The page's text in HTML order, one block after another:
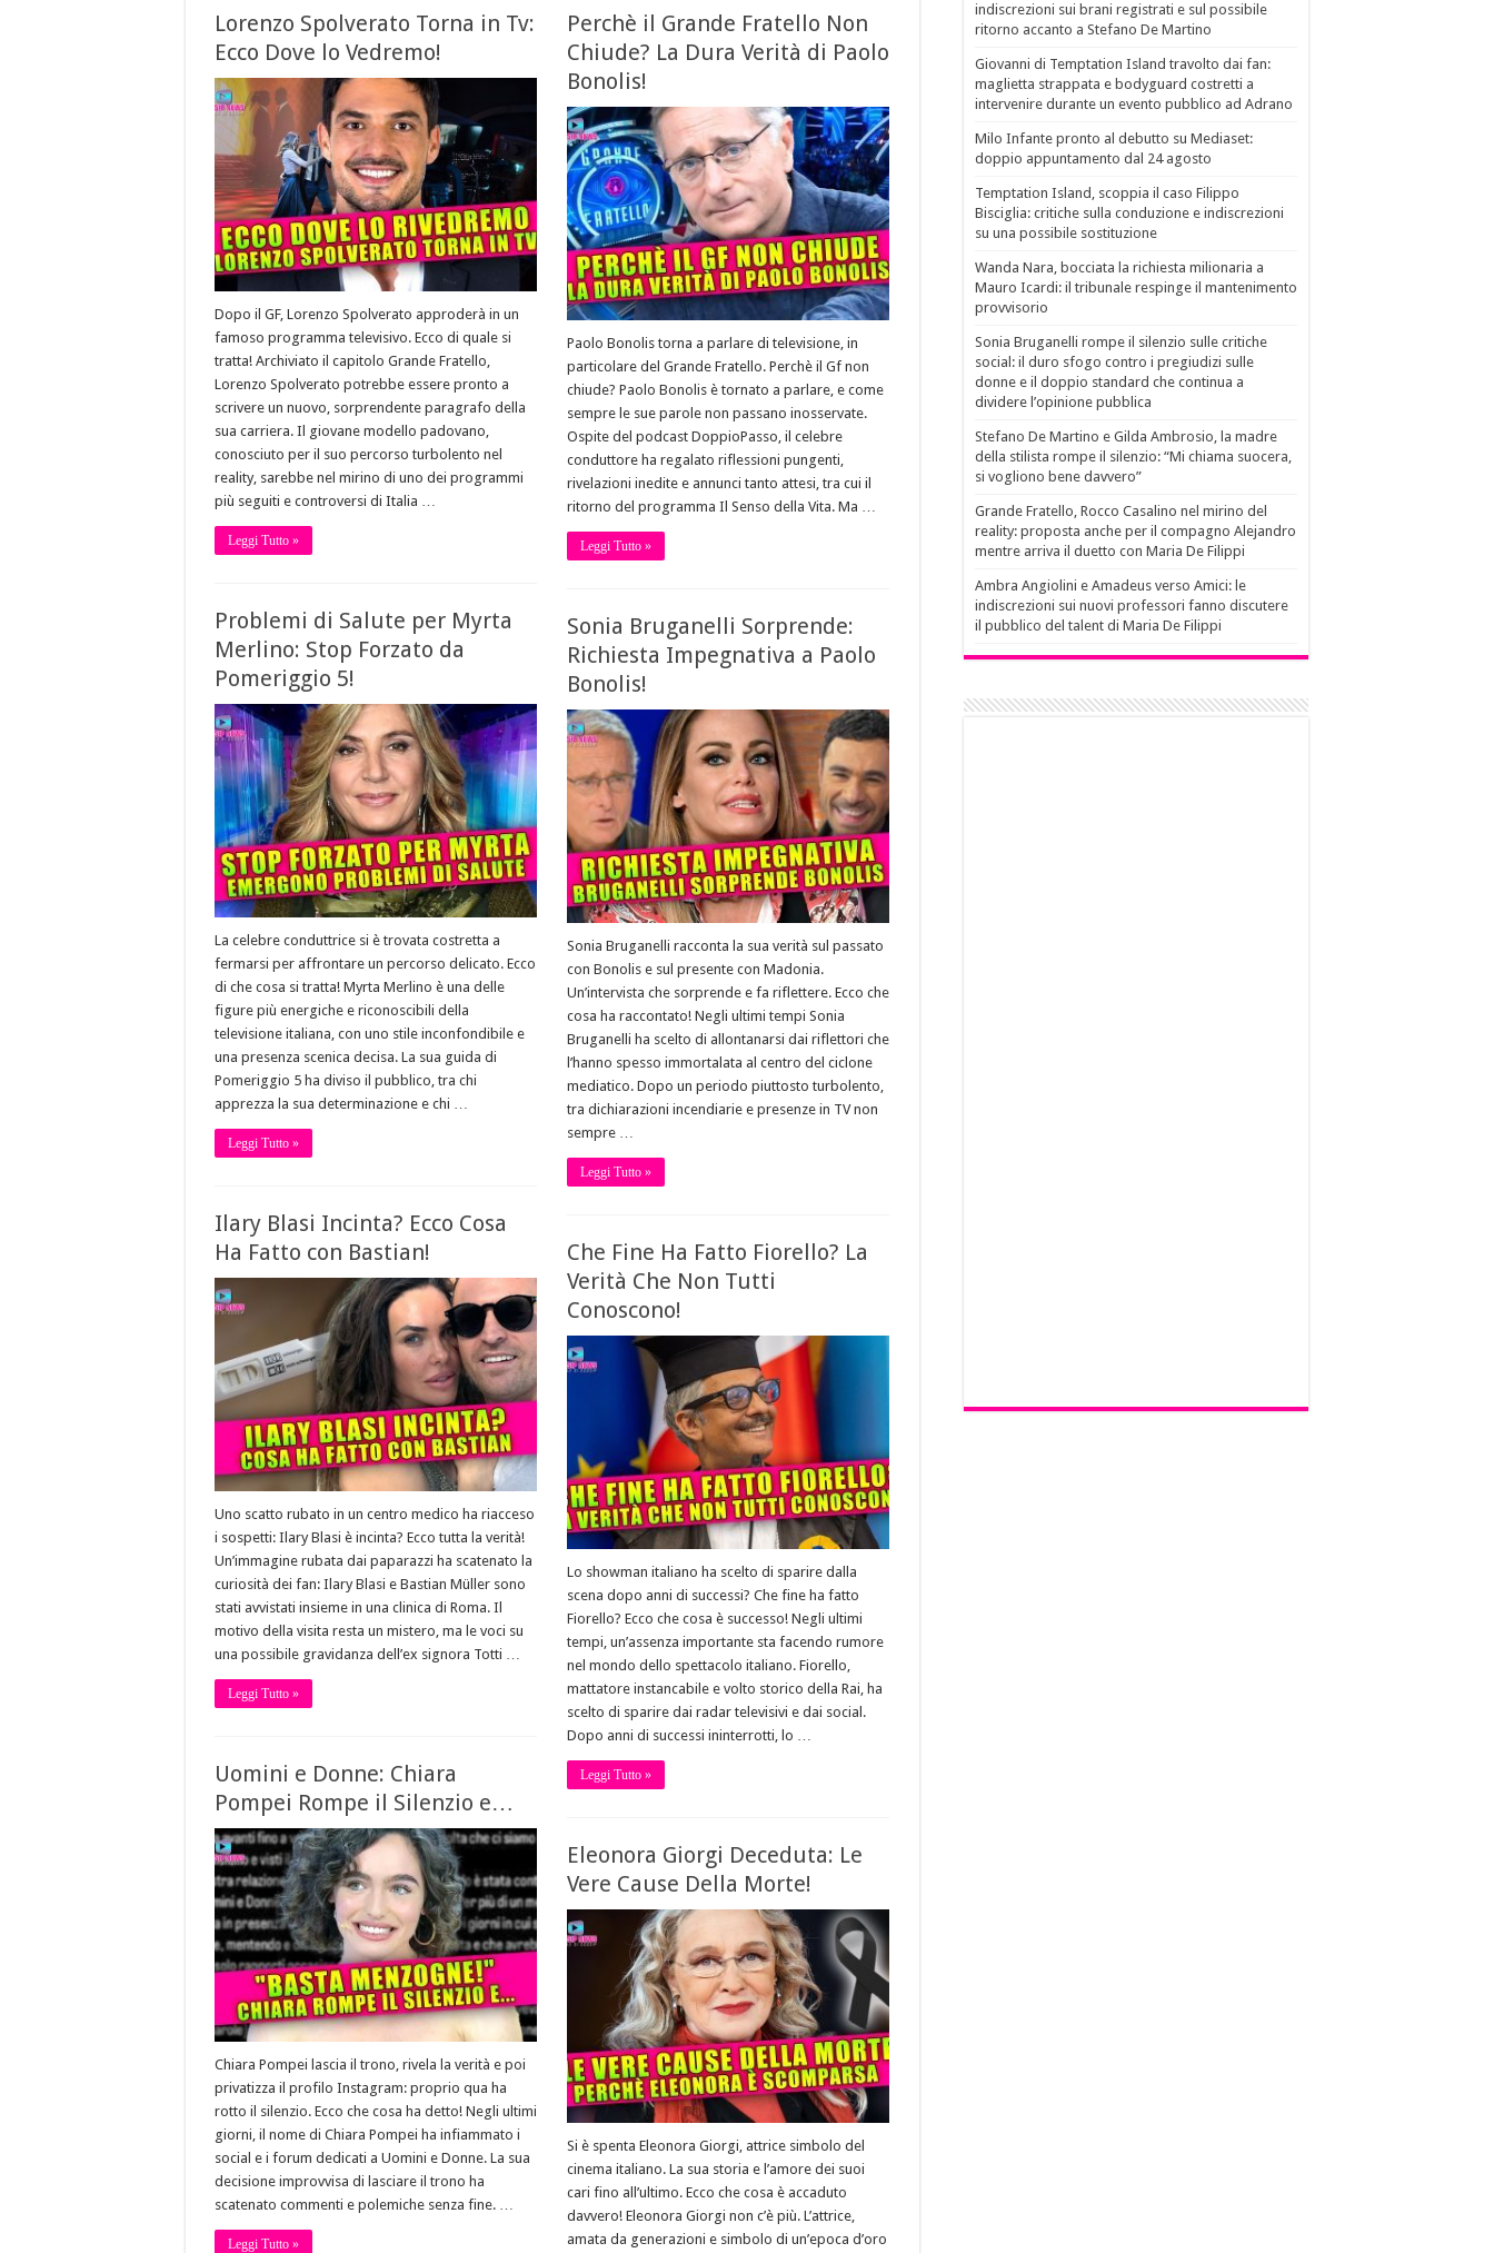
Lorenzo Spolverato Torna in Tv:
Ecco Dove lo Vedremo!
Dopo il GF, Lorenzo Spolverato approderà in un
famoso programma televisivo. Ecco di quale si
tratta! Archiviato il capitolo Grande Fratello,
Lorenzo Spolverato potrebbe essere pronto a
scrivere un nuovo, sorprendente paragrafo della
sua carriera. Il giovane modello padovano,
conosciuto per il suo percorso turbolento nel
reality, sarebbe nel mirino di uno dei programmi
più seguiti e controversi di Italia …
Leggi Tutto »
Perchè il Grande Fratello Non
Chiude? La Dura Verità di Paolo
Bonolis!
Paolo Bonolis torna a parlare di televisione, in
particolare del Grande Fratello. Perchè il Gf non
chiude? Paolo Bonolis è tornato a parlare, e come
sempre le sue parole non passano inosservate.
Ospite del podcast DoppioPasso, il celebre
conduttore ha regalato riflessioni pungenti,
rivelazioni inedite e annunci tanto attesi, tra cui il
ritorno del programma Il Senso della Vita. Ma …
Leggi Tutto »
Problemi di Salute per Myrta
Merlino: Stop Forzato da
Pomeriggio 5!
La celebre conduttrice si è trovata costretta a
fermarsi per affrontare un percorso delicato. Ecco
di che cosa si tratta! Myrta Merlino è una delle
figure più energiche e riconoscibili della
televisione italiana, con uno stile inconfondibile e
una presenza scenica decisa. La sua guida di
Pomeriggio 5 ha diviso il pubblico, tra chi
apprezza la sua determinazione e chi …
Leggi Tutto »
Sonia Bruganelli Sorprende:
Richiesta Impegnativa a Paolo
Bonolis!
Sonia Bruganelli racconta la sua verità sul passato
con Bonolis e sul presente con Madonia.
Un’intervista che sorprende e fa riflettere. Ecco che
cosa ha raccontato! Negli ultimi tempi Sonia
Bruganelli ha scelto di allontanarsi dai riflettori che
l’hanno spesso immortalata al centro del ciclone
mediatico. Dopo un periodo piuttosto turbolento,
tra dichiarazioni incendiarie e presenze in TV non
sempre …
Leggi Tutto »
Ilary Blasi Incinta? Ecco Cosa
Ha Fatto con Bastian!
Uno scatto rubato in un centro medico ha riacceso
i sospetti: Ilary Blasi è incinta? Ecco tutta la verità!
Un’immagine rubata dai paparazzi ha scatenato la
curiosità dei fan: Ilary Blasi e Bastian Müller sono
stati avvistati insieme in una clinica di Roma. Il
motivo della visita resta un mistero, ma le voci su
una possibile gravidanza dell’ex signora Totti …
Leggi Tutto »
Che Fine Ha Fatto Fiorello? La
Verità Che Non Tutti
Conoscono!
Lo showman italiano ha scelto di sparire dalla
scena dopo anni di successi? Che fine ha fatto
Fiorello? Ecco che cosa è successo! Negli ultimi
tempi, un’assenza importante sta facendo rumore
nel mondo dello spettacolo italiano. Fiorello,
mattatore instancabile e volto storico della Rai, ha
scelto di sparire dai radar televisivi e dai social.
Dopo anni di successi ininterrotti, lo …
Leggi Tutto »
Uomini e Donne: Chiara
Pompei Rompe il Silenzio e…
Chiara Pompei lascia il trono, rivela la verità e poi
privatizza il profilo Instagram: proprio qua ha
rotto il silenzio. Ecco che cosa ha detto! Negli ultimi
giorni, il nome di Chiara Pompei ha infiammato i
social e i forum dedicati a Uomini e Donne. La sua
decisione improvvisa di lasciare il trono ha
scatenato commenti e polemiche senza fine. …
Leggi Tutto »
Eleonora Giorgi Deceduta: Le
Vere Cause Della Morte!
Si è spenta Eleonora Giorgi, attrice simbolo del
cinema italiano. La sua storia e l’amore dei suoi
cari fino all’ultimo. Ecco che cosa è accaduto
davvero! Eleonora Giorgi non c’è più. L’attrice,
amata da generazioni e simbolo di un’epoca d’oro
indiscrezioni sui brani registrati e sul possibile
ritorno accanto a Stefano De Martino
Giovanni di Temptation Island travolto dai fan:
maglietta strappata e bodyguard costretti a
intervenire durante un evento pubblico ad Adrano
Milo Infante pronto al debutto su Mediaset:
doppio appuntamento dal 24 agosto
Temptation Island, scoppia il caso Filippo
Bisciglia: critiche sulla conduzione e indiscrezioni
su una possibile sostituzione
Wanda Nara, bocciata la richiesta milionaria a
Mauro Icardi: il tribunale respinge il mantenimento
provvisorio
Sonia Bruganelli rompe il silenzio sulle critiche
social: il duro sfogo contro i pregiudizi sulle
donne e il doppio standard che continua a
dividere l’opinione pubblica
Stefano De Martino e Gilda Ambrosio, la madre
della stilista rompe il silenzio: “Mi chiama suocera,
si vogliono bene davvero”
Grande Fratello, Rocco Casalino nel mirino del
reality: proposta anche per il compagno Alejandro
mentre arriva il duetto con Maria De Filippi
Ambra Angiolini e Amadeus verso Amici: le
indiscrezioni sui nuovi professori fanno discutere
il pubblico del talent di Maria De Filippi